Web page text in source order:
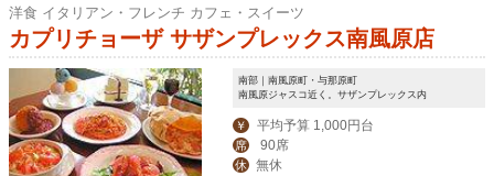
洋食 イタリアン・フレンチ カフェ・スイーツ
カプリチョーザ サザンプレックス南風原店
南部｜南風原町・与那原町
南風原ジャスコ近く。サザンプレックス内
￥ 平均予算 1,000円台
席 90席
休 無休